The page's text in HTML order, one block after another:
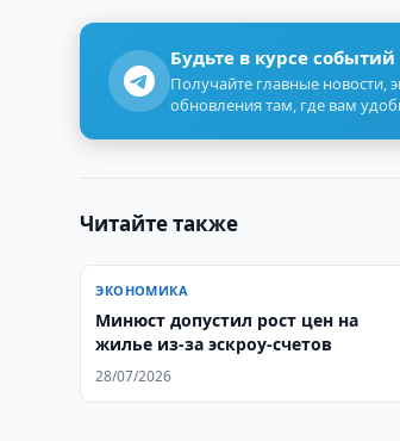
Будьте в курсе событий
Получайте главные новости,
обновления там, где вам
Читайте также
ЭКОНОМИКА
Минюст допустил рост цен на
жилье из-за эскроу-счетов
28/07/2026